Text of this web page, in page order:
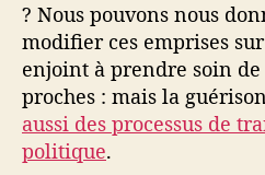
? Nous pouvons nous
modifier ces emprises
enjoint à prendre soin de
proches : mais la
aussi des processus de
politique.